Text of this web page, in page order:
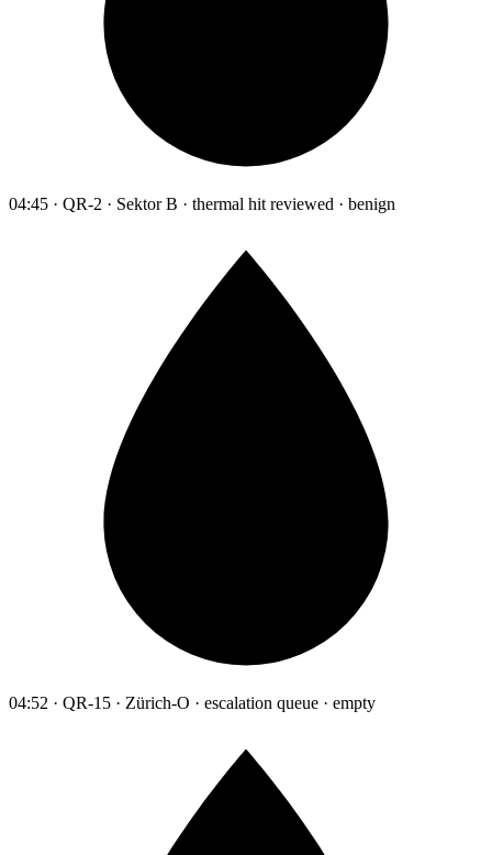
04:45 · QR-2 · Sektor B · thermal hit reviewed · benign
04:52 · QR-15 · Zürich-O · escalation queue · empty